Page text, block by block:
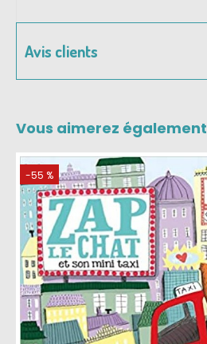
Avis clients
Vous aimerez également
-55 %